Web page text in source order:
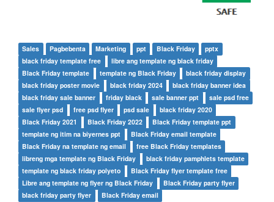
Sales Pagbebenta Marketing ppt Black Friday
pptx
black friday template free
libre ang template ng black friday
Black Friday template
template ng Black Friday
black friday display
black friday poster movie
black friday 2024
black friday banner idea
black friday sale banner
friday black sale banner ppt
sale psd free
sale flyer psd
free psd flyer psd sale
black friday 2020
Black Friday 2021
Black Friday 2022
Black Friday template ppt
template ng itim na biyernes ppt
Black Friday email template
Black Friday na template ng email
free Black Friday templates
libreng mga template ng Black Friday
black friday pamphlets template
template ng black friday polyeto
Black Friday flyer template free
Libre ang template ng flyer ng Black Friday
Black Friday party flyer
black friday party flyer
Black Friday email